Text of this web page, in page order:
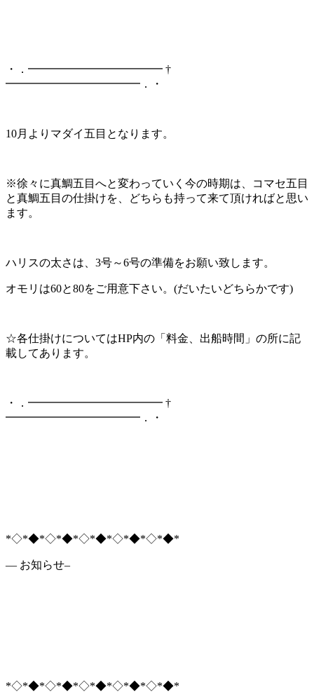
・．━━━━━━━━━━━━ †
━━━━━━━━━━━━．・
10月よりマダイ五目となります。
※徐々に真鯛五目へと変わっていく今の時期は、コマセ五目
と真鯛五目の仕掛けを、どちらも持って来て頂ければと思い
ます。
ハリスの太さは、3号～6号の準備をお願い致します。
オモリは60と80をご用意下さい。(だいたいどちらかです)
☆各仕掛けについてはHP内の「料金、出船時間」の所に記
載してあります。
・．━━━━━━━━━━━━ †
━━━━━━━━━━━━．・
*◇*◆*◇*◆*◇*◆*◇*◆*◇*◆*
— お知らせ–
*◇*◆*◇*◆*◇*◆*◇*◆*◇*◆*